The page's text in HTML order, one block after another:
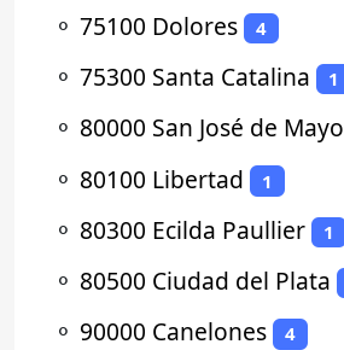
⚬ 75100 Dolores 4
⚬ 75300 Santa Catalina 1
⚬ 80000 San José de Mayo
⚬ 80100 Libertad 1
⚬ 80300 Ecilda Paullier 1
⚬ 80500 Ciudad del Plata
⚬ 90000 Canelones 4